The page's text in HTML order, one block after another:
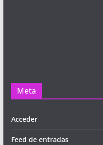
Meta
Acceder
Feed de entradas